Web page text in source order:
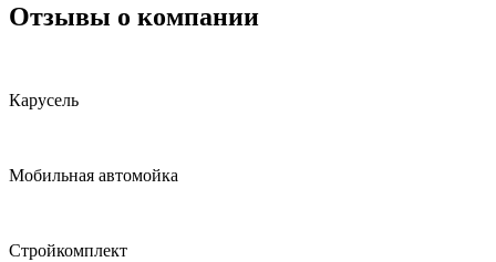
Отзывы о компании
Карусель
Мобильная автомойка
Стройкомплект